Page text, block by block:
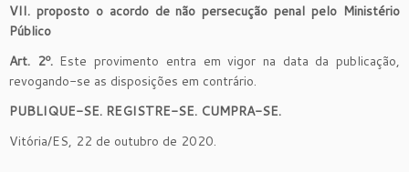
VII. proposto o acordo de não persecução penal pelo Ministério
Público
Art. 2º. Este provimento entra em vigor na data da publicação,
revogando-se as disposições em contrário.
PUBLIQUE-SE. REGISTRE-SE. CUMPRA-SE.
Vitória/ES, 22 de outubro de 2020.